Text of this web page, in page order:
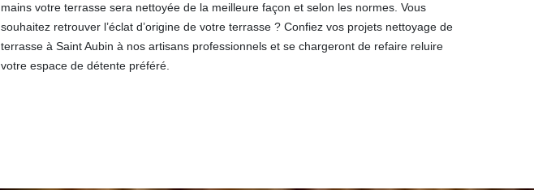
mains votre terrasse sera nettoyée de la meilleure façon et selon les normes. Vous
souhaitez retrouver l’éclat d’origine de votre terrasse ? Confiez vos projets nettoyage de
terrasse à Saint Aubin à nos artisans professionnels et se chargeront de refaire reluire
votre espace de détente préféré.